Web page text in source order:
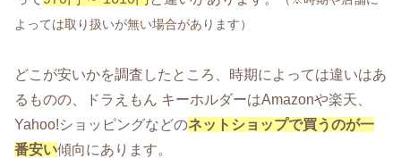
よっては取り扱いが無い場合があります）
どこが安いかを調査したところ、時期によっては違いはあ
るものの、ドラえもん キーホルダーはAmazonや楽天、
Yahoo!ショッピングなどのネットショップで買うのが一
番安い傾向にあります。